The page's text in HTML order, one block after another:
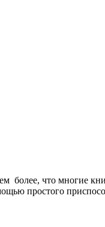
более, что многие
простого